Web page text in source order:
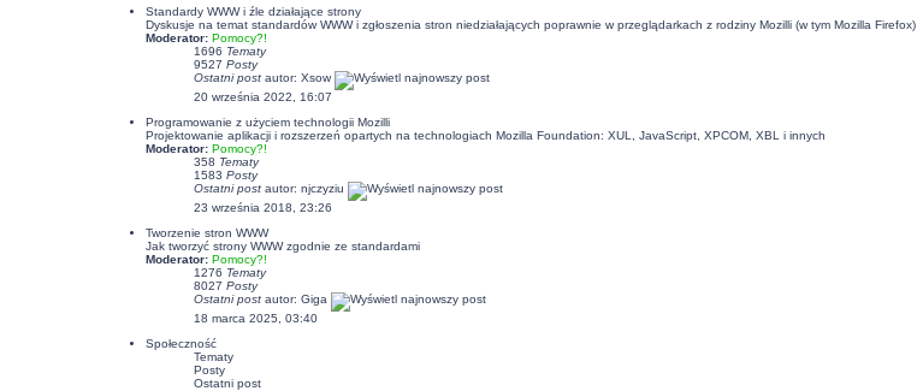
Standardy WWW i źle działające strony
Dyskusje na temat standardów WWW i zgłoszenia stron niedziałających poprawnie w przeglądarkach z rodziny Mozilli (w tym Mozilla Firefox)
Moderator: Pomocy?!
1696 Tematy
9527 Posty
Ostatni postautor: Xsow
20 września 2022, 16:07
Programowanie z użyciem technologii Mozilli
Projektowanie aplikacji i rozszerzeń opartych na technologiach Mozilla Foundation: XUL, JavaScript, XPCOM, XBL i innych
Moderator: Pomocy?!
358 Tematy
1583 Posty
Ostatni postautor: njczyziu
23 września 2018, 23:26
Tworzenie stron WWW
Jak tworzyć strony WWW zgodnie ze standardami
Moderator: Pomocy?!
1276 Tematy
8027 Posty
Ostatni postautor: Giga
18 marca 2025, 03:40
Społeczność
Tematy
Posty
Ostatni post